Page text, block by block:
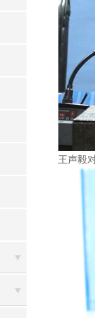
王声毅